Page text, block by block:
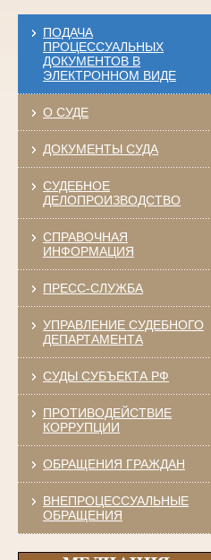
ПОДАЧА
ПРОЦЕССУАЛЬНЫХ
ДОКУМЕНТОВ В
ЭЛЕКТРОННОМ ВИДЕ
О СУДЕ
ДОКУМЕНТЫ СУДА
СУДЕБНОЕ
ДЕЛОПРОИЗВОДСТВО
СПРАВОЧНАЯ
ИНФОРМАЦИЯ
ПРЕСС-СЛУЖБА
УПРАВЛЕНИЕ СУДЕБНОГО
ДЕПАРТАМЕНТА
СУДЫ СУБЪЕКТА РФ
ПРОТИВОДЕЙСТВИЕ
КОРРУПЦИИ
ОБРАЩЕНИЯ ГРАЖДАН
ВНЕПРОЦЕССУАЛЬНЫЕ
ОБРАЩЕНИЯ